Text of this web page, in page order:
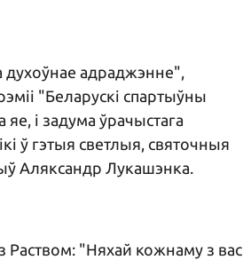
духоўнае адраджэнне",
"Беларускі спартыўны
і задума ўрачыстага
ў гэтыя светлыя, святочныя
Аляксандр Лукашэнка.
Раством: "Няхай кожнаму з вас